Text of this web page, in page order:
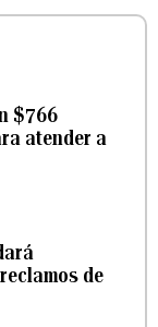
$766
atender a
de